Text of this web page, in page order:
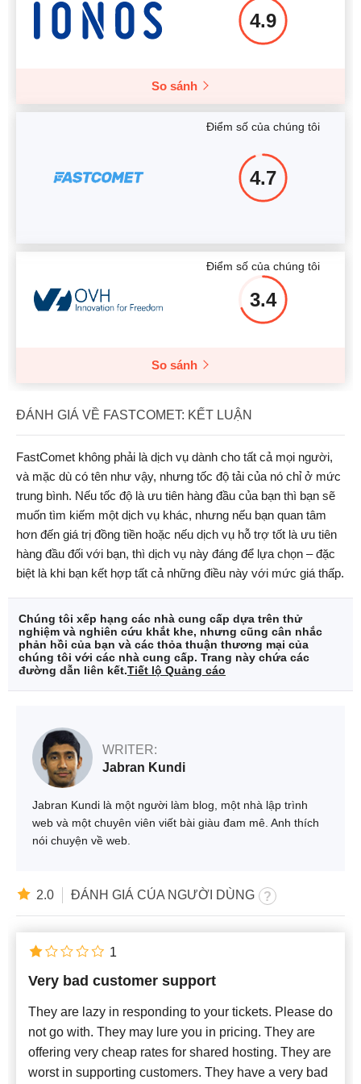
4.9
So sánh
Điểm số của chúng tôi
4.7
Điểm số của chúng tôi
3.4
So sánh
ĐÁNH GIÁ VỀ FASTCOMET: KẾT LUẬN
FastComet không phải là dịch vụ dành cho tất cả mọi người,
và mặc dù có tên như vậy, nhưng tốc độ tải của nó chỉ ở mức
trung bình. Nếu tốc độ là ưu tiên hàng đầu của bạn thì bạn sẽ
muốn tìm kiếm một dịch vụ khác, nhưng nếu bạn quan tâm
hơn đến giá trị đồng tiền hoặc nếu dịch vụ hỗ trợ tốt là ưu tiên
hàng đầu đối với bạn, thì dịch vụ này đáng để lựa chọn – đặc
biệt là khi bạn kết hợp tất cả những điều này với mức giá thấp.
Chúng tôi xếp hạng các nhà cung cấp dựa trên thử
nghiệm và nghiên cứu khắt khe, nhưng cũng cân nhắc
phản hồi của bạn và các thỏa thuận thương mại của
chúng tôi với các nhà cung cấp. Trang này chứa các
đường dẫn liên kết.Tiết lộ Quảng cáo
WRITER:
Jabran Kundi
Jabran Kundi là một người làm blog, một nhà lập trình
web và một chuyên viên viết bài giàu đam mê. Anh thích
nói chuyện về web.
2.0 ĐÁNH GIÁ CỦA NGƯỜI DÙNG
Very bad customer support
They are lazy in responding to your tickets. Please do
not go with. They may lure you in pricing. They are
offering very cheap rates for shared hosting. They are
worst in supporting customers. They have a very bad
1